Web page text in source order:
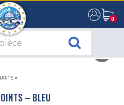
0
0
>
– BLEU